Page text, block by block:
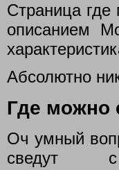
Страница где
описанием
Абсолютно
Где можно
Оч умный
сведут с